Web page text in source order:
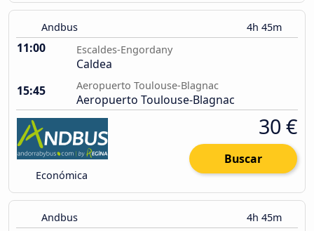
Andbus 4h 45m
11:00 Escaldes-Engordany
Caldea
15:45
Aeropuerto Toulouse-Blagnac
Aeropuerto Toulouse-Blagnac
Económica
30 €
Buscar
Andbus 4h 45m